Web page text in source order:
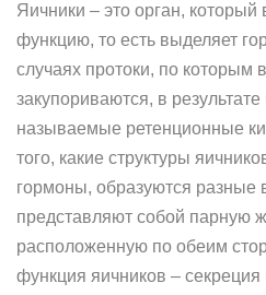
Яичники – это орган,
функцию, то есть выделяет
случаях протоки, по которым
закупориваются, в
называемые ретенционные
того, какие структуры
гормоны, образуются разные
представляют собой парную
расположенную по обеим
функция яичников –